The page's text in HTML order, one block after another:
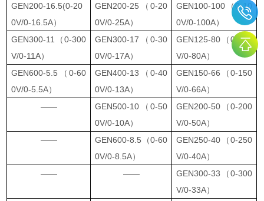
GEN200-16.5(0-20
0V/0-16.5A）
GEN200-25（0-20
0V/0-25A）
GEN100-100（0-10
0V/0-100A）
GEN300-11（0-300
V/0-11A）
GEN300-17（0-30
0V/0-17A）
GEN125-80（0-125
V/0-80A）
GEN600-5.5（0-60
0V/0-5.5A）
GEN400-13（0-40
0V/0-13A）
GEN150-66（0-150
V/0-66A）
——
GEN500-10（0-50
0V/0-10A）
GEN200-50（0-200
V/0-50A）
——
GEN600-8.5（0-60
0V/0-8.5A）
GEN250-40（0-250
V/0-40A）
——
——
GEN300-33（0-300
V/0-33A）